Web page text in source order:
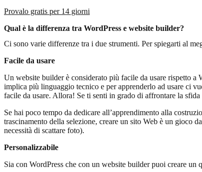
Provalo gratis per 14 giorni
Qual è la differenza tra WordPress e website builder?
Ci sono varie differenze tra i due strumenti. Per spiegarti al
Facile da usare
Un website builder è considerato più facile da usare rispetto a
implica più linguaggio tecnico e per apprenderlo ad usare ci
facile da usare. Allora! Se ti senti in grado di affrontare la
Se hai poco tempo da dedicare all’apprendimento alla
trascinamento della selezione, creare un sito Web è un gioco
necessità di scattare foto).
Personalizzabile
Sia con WordPress che con un website builder puoi creare